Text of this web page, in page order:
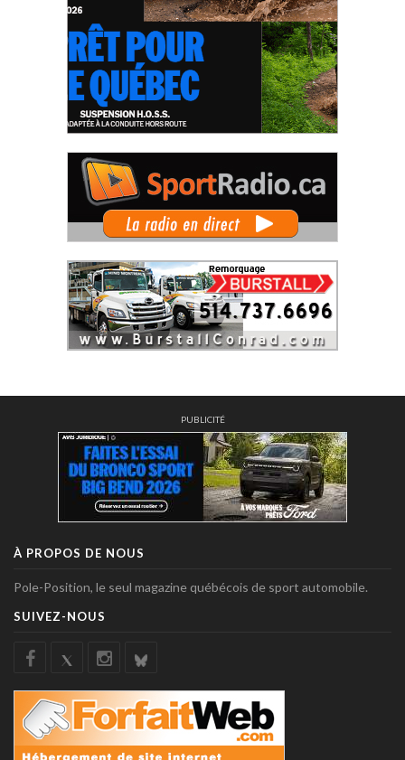
PUBLICITÉ
À PROPOS DE NOUS
Pole-Position, le seul magazine québécois de sport automobile.
SUIVEZ-NOUS